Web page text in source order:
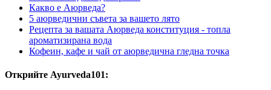
Какво е Аюрведа?
5 аюрведични съвета за вашето лято
Рецепта за вашата Аюрведа конституция - топла
ароматизирана вода
Кофеин, кафе и чай от аюрведична гледна точка
Открийте Ayurveda101: